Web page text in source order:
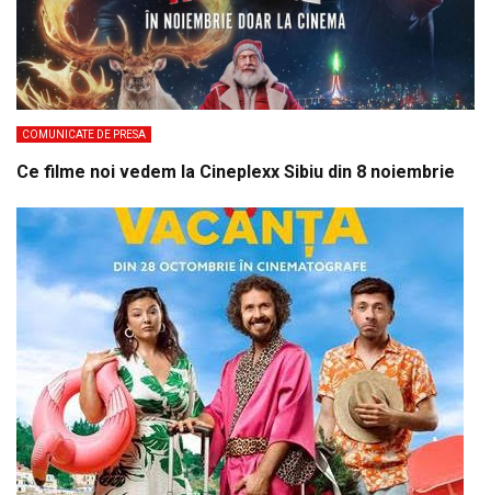
COMUNICATE DE PRESA
Ce filme noi vedem la Cineplexx Sibiu din 8 noiembrie